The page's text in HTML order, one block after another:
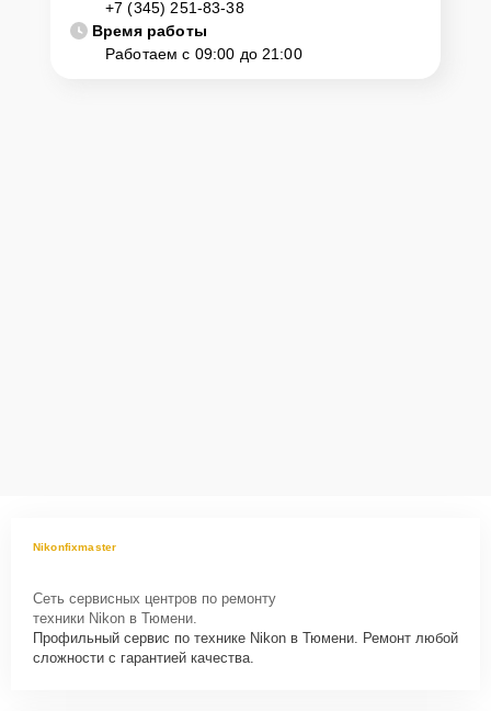
диагностику и ремонт. Для этого нужно позвонить по телефону
горячей линии или оставить заявку, согласовать удобное время и
подъехать по адресу: г. Тюмень, ул. Мельникайте, 112, стр. 3.
+7 (345) 251-83-38
Время работы
Работаем с 09:00 до 21:00
Nikonfixmaster
Сеть сервисных центров по ремонту
техники Nikon в Тюмени.
Профильный сервис по технике Nikon в Тюмени. Ремонт любой
сложности с гарантией качества.